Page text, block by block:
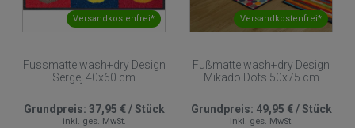
Versandkostenfrei*
Fussmatte wash+dry Design
Sergej 40x60 cm
Grundpreis: 37,95 €/Stück
inkl. ges. MwSt.
Versandkostenfrei*
Fußmatte wash+dry Design
Mikado Dots 50x75 cm
Grundpreis: 49,95 €/Stück
inkl. ges. MwSt.